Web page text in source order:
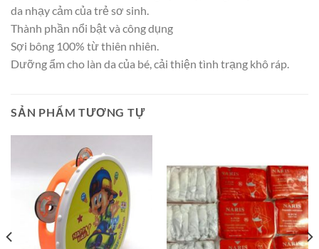
da nhạy cảm của trẻ sơ sinh.
Thành phần nổi bật và công dụng
Sợi bông 100% từ thiên nhiên.
Dưỡng ẩm cho làn da của bé, cải thiện tình trạng khô ráp.
SẢN PHẨM TƯƠNG TỰ